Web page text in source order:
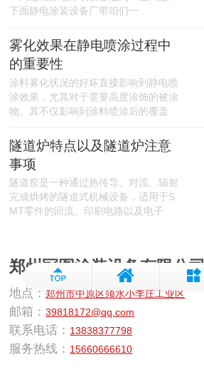
下面静电涂装设备厂带咱们一
雾化效果在静电喷涂过程中
的重要性
涂料雾化状况的好坏直接影响到静电喷
涂效果，尤其对于需要高度涂饰的被涂
物。其不仅影响到涂料喷涂后的覆盖
隧道炉特点以及隧道炉注意
事项
隧道窑是一种通过热传导、对流、辐射
完成烘烤的隧道式机械设备，适用于S
MT零件的回流、印刷电路以及电子
郑州冠图涂装设备有限公司
地点：郑州市中原区须水小李庄工业区
邮箱：39818172@qq.com
联系电话： 13838377798
服务热线： 15660666610